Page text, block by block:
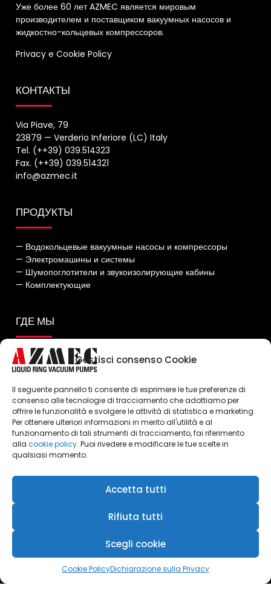
Gestisci consenso Cookie
Il seguente pannello ti consente di esprimere le tue preferenze di
consenso alle tecnologie di tracciamento che adottiamo per
offrire le funzionalità e svolgere le attività di statistica e marketing.
Per ottenere ulteriori informazioni in merito all'utilità e al
funzionamento di tali strumenti di tracciamento, fai riferimento
alla cookie policy. Puoi rivedere e modificare le tue scelte in
qualsiasi momento.
Accetta tutti
Rifiuta tutti
Scegli cookie
Cookie PolicyDichiarazione sulla Privacy
Уже более 60 лет AZMEC является мировым
производителем и поставщиком вакуумных насосов и
жидкостно-кольцевых компрессоров.
Privacy eCookie Policy
КОНТАКТЫ
Via Piave, 79
23879 — Verderio Inferiore (LC) Italy
Tel. (++39) 039.514323
Fax. (++39) 039.514321
info@azmec.it
ПРОДУКТЫ
— Водокольцевые вакуумные насосы и компрессоры
— Электромашины и системы
— Шумопоглотители и звукоизолирующие кабины
— Комплектующие
ГДЕ МЫ
Click to accept marketing cookies and
enable this content